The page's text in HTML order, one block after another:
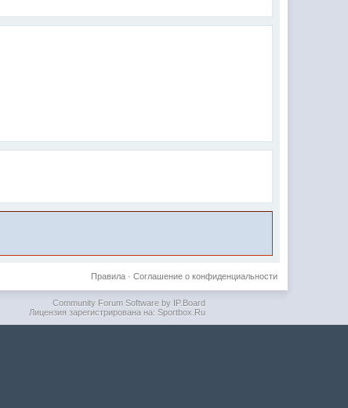
Соглашение о конфиденциальности
Правила·
Community Forum Software by IP.Board
Лицензия зарегистрирована на: Sportbox.Ru